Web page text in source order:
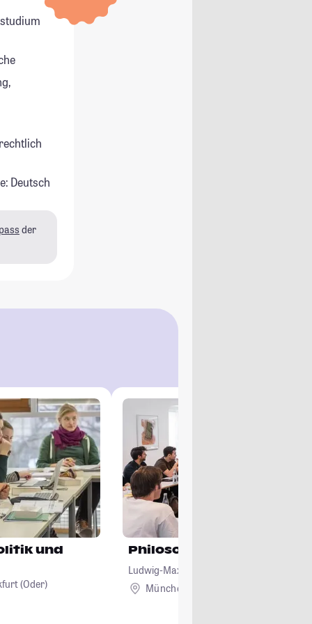
Deutsch
der
(Oder)
Philosophie Politik
Ludwig-Maximilians-Universität München
München